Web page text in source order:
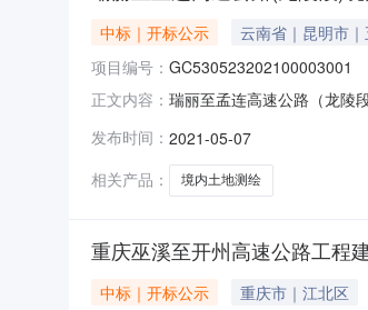
中标｜开标公示
云南省｜昆明市
项目编号： GC530523202100003001
正文内容： 瑞丽至孟连高速公路（龙陵
2021-05-0714:29:252云南
发布时间： 2021-05-07
相关产品：
境内土地测绘
重庆巫溪至开州高速公路工程
中标｜开标公示 重庆市｜江北区